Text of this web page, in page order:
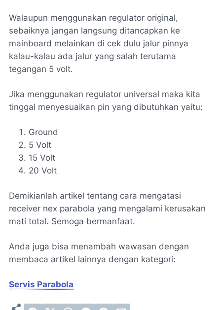
Walaupun menggunakan regulator original,
sebaiknya jangan langsung ditancapkan ke
mainboard melainkan di cek dulu jalur pinnya
kalau-kalau ada jalur yang salah terutama
tegangan 5 volt.
Jika menggunakan regulator universal maka kita
tinggal menyesuaikan pin yang dibutuhkan yaitu:
Ground
5 Volt
15 Volt
20 Volt
Demikianlah artikel tentang cara mengatasi
receiver nex parabola yang mengalami kerusakan
mati total. Semoga bermanfaat.
Anda juga bisa menambah wawasan dengan
membaca artikel lainnya dengan kategori:
Servis Parabola